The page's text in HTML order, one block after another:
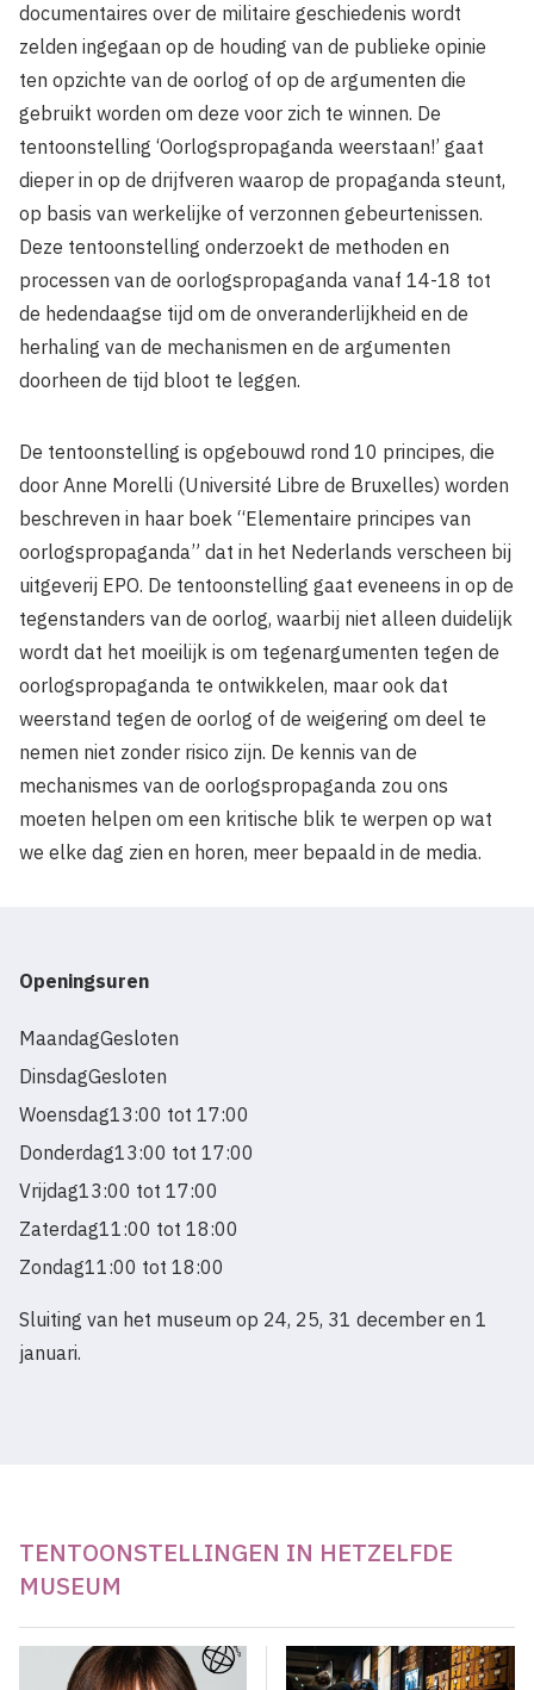
documentaires over de militaire geschiedenis wordt
zelden ingegaan op de houding van de publieke opinie
ten opzichte van de oorlog of op de argumenten die
gebruikt worden om deze voor zich te winnen. De
tentoonstelling ‘Oorlogspropaganda weerstaan!’ gaat
dieper in op de drijfveren waarop de propaganda steunt,
op basis van werkelijke of verzonnen gebeurtenissen.
Deze tentoonstelling onderzoekt de methoden en
processen van de oorlogspropaganda vanaf 14-18 tot
de hedendaagse tijd om de onveranderlijkheid en de
herhaling van de mechanismen en de argumenten
doorheen de tijd bloot te leggen.
De tentoonstelling is opgebouwd rond 10 principes, die
door Anne Morelli (Université Libre de Bruxelles) worden
beschreven in haar boek “Elementaire principes van
oorlogspropaganda” dat in het Nederlands verscheen bij
uitgeverij EPO. De tentoonstelling gaat eveneens in op de
tegenstanders van de oorlog, waarbij niet alleen duidelijk
wordt dat het moeilijk is om tegenargumenten tegen de
oorlogspropaganda te ontwikkelen, maar ook dat
weerstand tegen de oorlog of de weigering om deel te
nemen niet zonder risico zijn. De kennis van de
mechanismes van de oorlogspropaganda zou ons
moeten helpen om een kritische blik te werpen op wat
we elke dag zien en horen, meer bepaald in de media.
Openingsuren
MaandagGesloten
DinsdagGesloten
Woensdag13:00 tot 17:00
Donderdag13:00 tot 17:00
Vrijdag13:00 tot 17:00
Zaterdag11:00 tot 18:00
Zondag11:00 tot 18:00
Sluiting van het museum op 24, 25, 31 december en 1
januari.
TENTOONSTELLINGEN IN HETZELFDE
MUSEUM